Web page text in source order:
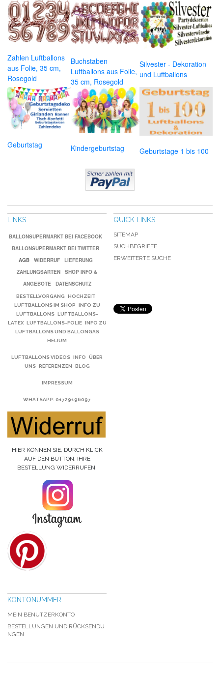
Zahlen Luftballons
aus Folie, 35 cm,
Rosegold
Buchstaben
Luftballons aus Folie,
35 cm, Rosegold
Silvester - Dekoration
und Luftballons
Geburtstag Kindergeburtstag Geburtstage 1 bis 100
LINKS
BALLONSUPERMARKT BEI FACEBOOK
BALLONSUPERMARKT BEI TWITTER
AGB
WIDERRUF
LIEFERUNG
ZAHLUNGSARTEN
SHOP INFO &
ANGEBOTE
DATENSCHUTZ
BESTELLVORGANG
HOCHZEIT
LUFTBALLONS IM SHOP
INFO ZU
LUFTBALLONS LUFTBALLONS-
LATEX LUFTBALLONS-FOLIE INFO ZU
LUFTBALLONS UND BALLONGAS
HELIUM
LUFTBALLONS VIDEOS INFO
ÜBER
UNS REFERENZEN BLOG
IMPRESSUM
WHATSAPP: 01729196097
HIER KÖNNEN SIE, DURCH KLICK
AUF DEN BUTTON, IHRE
BESTELLUNG WIDERRUFEN.
QUICK LINKS
SITEMAP
SUCHBEGRIFFE
ERWEITERTE SUCHE
KONTONUMMER
MEIN BENUTZERKONTO
BESTELLUNGEN UND RÜCKSENDU
NGEN